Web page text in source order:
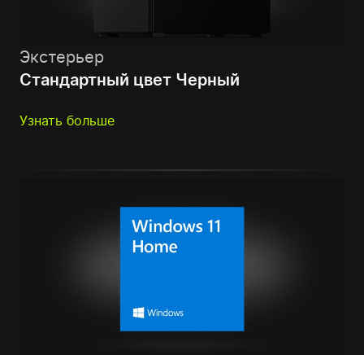
Экстерьер
Стандартный цвет Черный
Узнать больше